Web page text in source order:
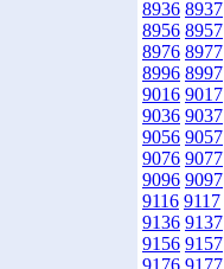
8936 8937
8956 8957
8976 8977
8996 8997
9016 9017
9036 9037
9056 9057
9076 9077
9096 9097
9116 9117
9136 9137
9156 9157
9176 9177